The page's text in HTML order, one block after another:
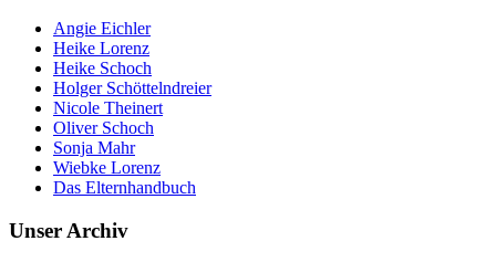
Angie Eichler
Heike Lorenz
Heike Schoch
Holger Schöttelndreier
Nicole Theinert
Oliver Schoch
Sonja Mahr
Wiebke Lorenz
Das Elternhandbuch
Unser Archiv